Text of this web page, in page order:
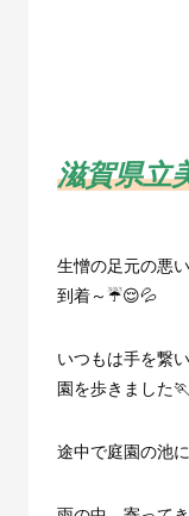
滋賀県立
生憎の足元の悪
到着～☔😌💦
いつもは手を繋
園を歩きました
途中で庭園の池